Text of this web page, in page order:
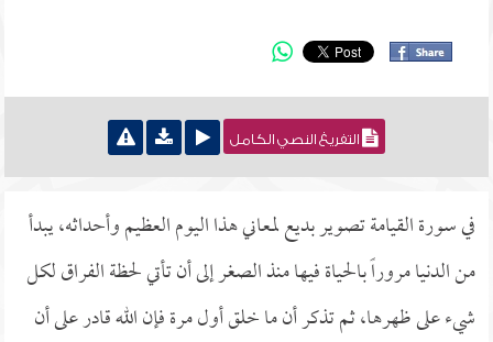
التفريغ النصي الكامل
في سورة القيامة تصوير بديع لمعاني هذا اليوم العظيم وأحداثه، يبدأ
من الدنيا مروراً بالحياة فيها منذ الصغر إلى أن تأتي لحظة الفراق لكل
شيء على ظهرها، ثم تذكر أن ما خلق أول مرة فإن الله قادر على أن